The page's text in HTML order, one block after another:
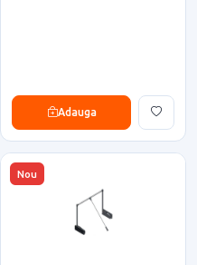
Adauga
Nou